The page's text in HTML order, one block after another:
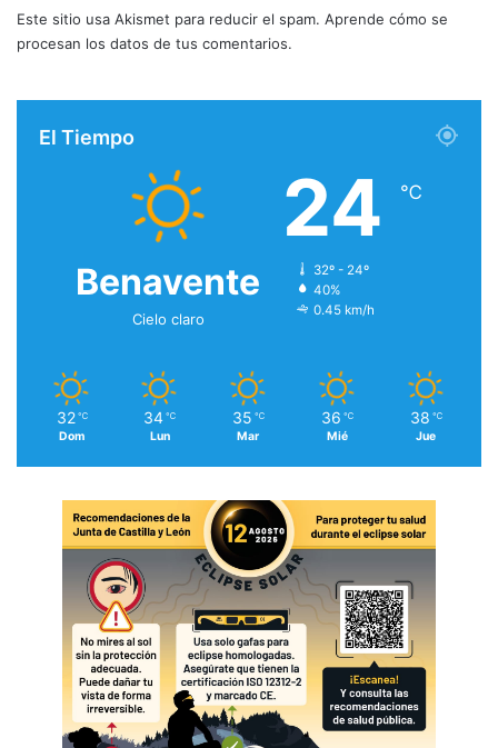
Este sitio usa Akismet para reducir el spam. Aprende cómo se
procesan los datos de tus comentarios.
El Tiempo
Benavente
Cielo claro
24 ℃
32º - 24º
40%
0.45 km/h
32 ℃
Dom
34 ℃
Lun
35 ℃
Mar
36 ℃
Mié
38 ℃
Jue